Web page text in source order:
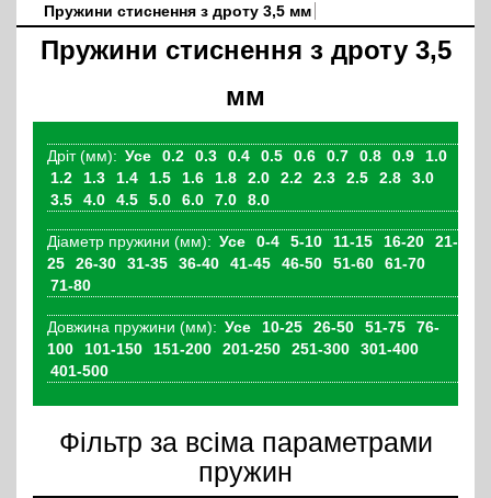
Пружини стиснення з дроту 3,5 мм
Пружини стиснення з дроту 3,5
мм
Дріт (мм): Усе 0.2 0.3 0.4 0.5 0.6 0.7 0.8 0.9
1.0
1.2
1.3 1.4 1.5 1.6 1.8 2.0 2.2 2.3 2.5 2.8
3.0
3.5
4.0 4.5 5.0 6.0 7.0 8.0
Діаметр пружини (мм): Усе 0-4 5-10 11-15 16-20
21-
25
26-30 31-35 36-40 41-45 46-50 51-60
61-70
71-80
Довжина пружини (мм): Усе 10-25 26-50 51-75
76-
100
101-150 151-200 201-250 251-300
301-400
401-500
Фільтр за всіма параметрами
пружин